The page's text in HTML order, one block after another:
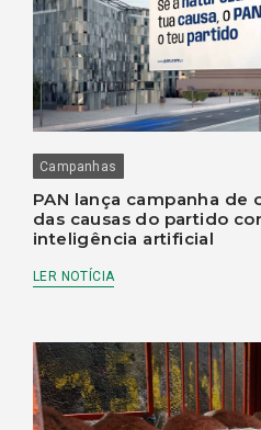
Campanhas
PAN lança campanha
das causas do partido
inteligência artificial
LER NOTÍCIA